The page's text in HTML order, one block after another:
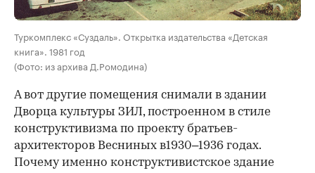
Туркомплекс «Суздаль». Открытка издательства «Детская
книга». 1981 год
(Фото: из архива Д.Ромодина)
А вот другие помещения снимали в здании
Дворца культуры ЗИЛ, построенном в стиле
конструктивизма по проекту братьев-
архитекторов Весниных в1930–1936 годах.
Почему именно конструктивистское здание